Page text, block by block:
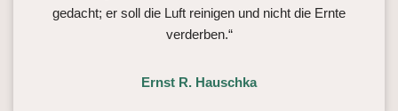
gedacht; er soll die Luft reinigen und nicht die Ernte
verderben.“
Ernst R. Hauschka